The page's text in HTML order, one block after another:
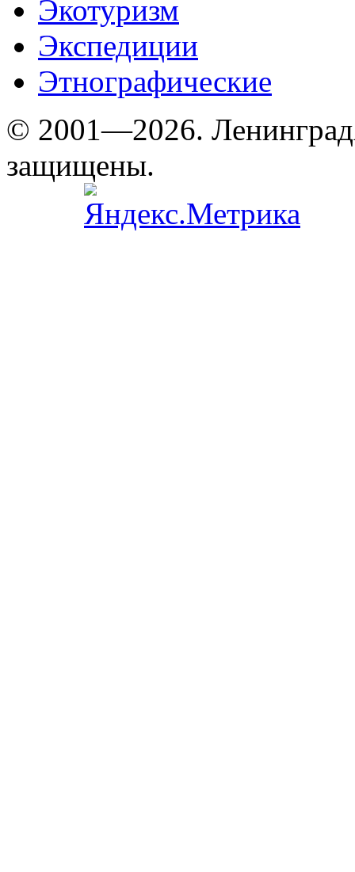
Экотуризм
Экспедиции
Этнографические
© 2001—2026.
защищены.